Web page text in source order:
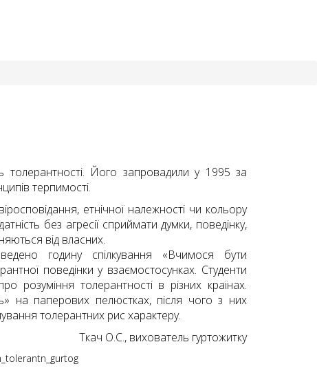
толерантності. Його запровадили у 1995 за
терпимості.
етнічної належності чи кольору
без агресії сприймати думки, поведінку,
від власних.
годину спілкування «Вчимося бути
поведінки у взаємостосунках. Студенти
розуміння толерантності в різних країнах.
на паперових пелюстках, після чого з них
толерантних рис характеру.
Ткач О.С., вихователь гуртожитку